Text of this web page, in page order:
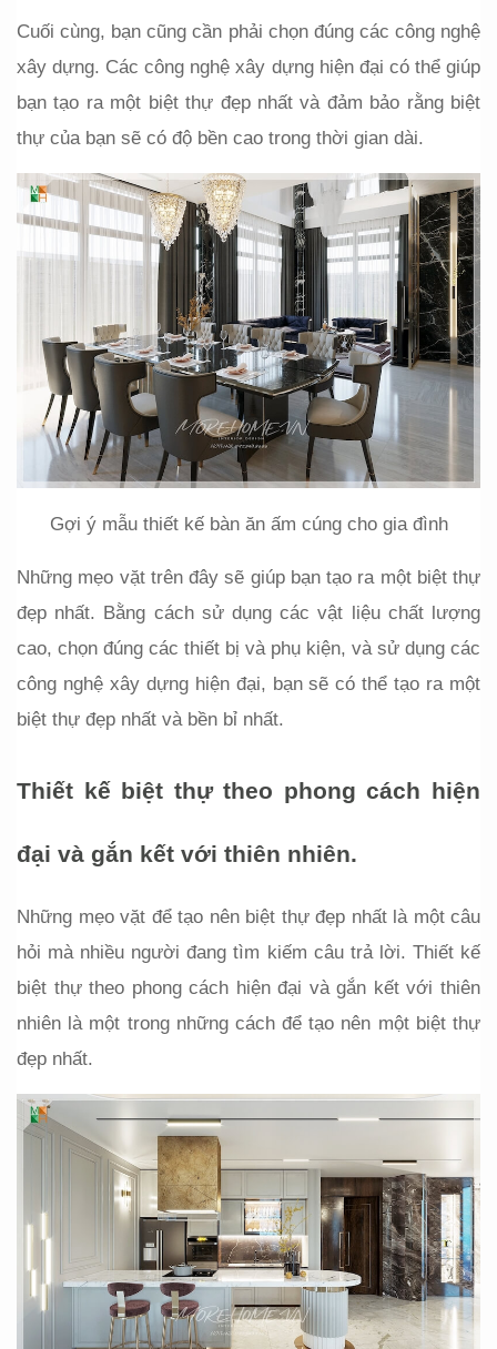
Cuối cùng, bạn cũng cần phải chọn đúng các công nghệ
xây dựng. Các công nghệ xây dựng hiện đại có thể giúp
bạn tạo ra một biệt thự đẹp nhất và đảm bảo rằng biệt
thự của bạn sẽ có độ bền cao trong thời gian dài.
Gợi ý mẫu thiết kế bàn ăn ấm cúng cho gia đình
Những mẹo vặt trên đây sẽ giúp bạn tạo ra một biệt thự
đẹp nhất. Bằng cách sử dụng các vật liệu chất lượng
cao, chọn đúng các thiết bị và phụ kiện, và sử dụng các
công nghệ xây dựng hiện đại, bạn sẽ có thể tạo ra một
biệt thự đẹp nhất và bền bỉ nhất.
Thiết kế biệt thự theo phong cách hiện
đại và gắn kết với thiên nhiên.
Những mẹo vặt để tạo nên biệt thự đẹp nhất là một câu
hỏi mà nhiều người đang tìm kiếm câu trả lời. Thiết kế
biệt thự theo phong cách hiện đại và gắn kết với thiên
nhiên là một trong những cách để tạo nên một biệt thự
đẹp nhất.